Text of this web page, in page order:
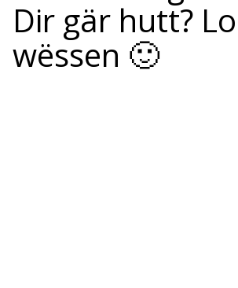
Dir gär hutt?
wëssen 🙂